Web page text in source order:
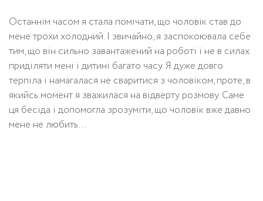
Останнім часом я стала помічати, що чоловік став до
мене трохи холодний. І звичайно, я заспокоювала себе
тим, що він сильно завантажений на роботі і не в силах
приділяти мені і дитині багато часу. Я дуже довго
терпіла і намагалася не сваритися з чоловіком, проте, в
якийсь момент я зважилася на відверту розмову. Саме
ця бесіда і допомогла зрозуміти, що чоловік вже давно
мене не любить…